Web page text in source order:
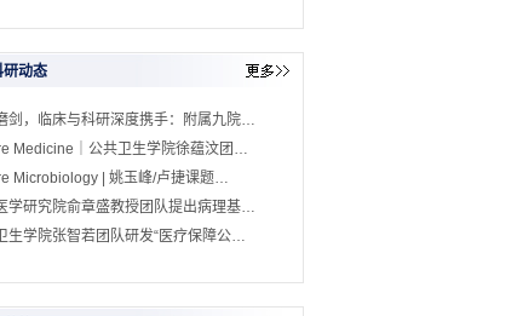
研动态
剑，临床与科研深度携手：附属九院…
Medicine｜公共卫生学院徐蕴汶团…
Microbiology | 姚玉峰/卢捷课题…
学研究院俞章盛教授团队提出病理基…
生学院张智若团队研发“医疗保障公…